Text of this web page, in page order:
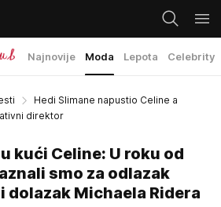
Najnovije Moda Lepota Celebrity
Hedi Slimane napustio Celine a
direktor
kući Celine: U roku od
smo za odlazak
dolazak Michaela Ridera